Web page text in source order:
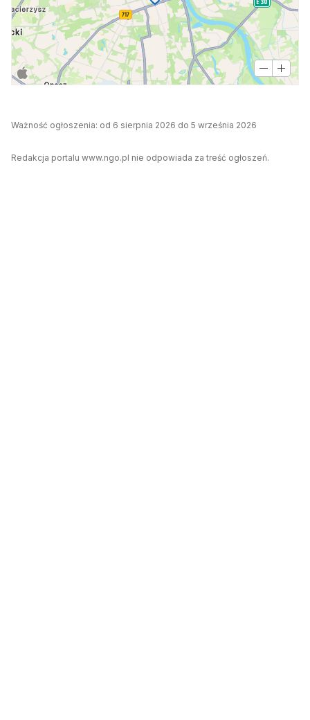
Ważność ogłoszenia: od 6 sierpnia 2026 do 5 września 2026
Redakcja portalu www.ngo.pl nie odpowiada za treść ogłoszeń.